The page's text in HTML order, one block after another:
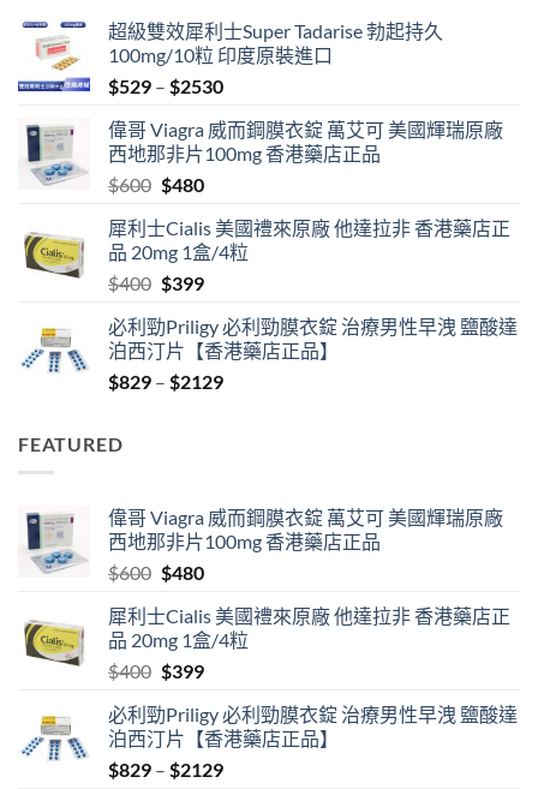
超級雙效犀利士Super Tadarise 勃起持久
100mg/10粒 印度原裝進口
$529 – $2530Price
$529
through
偉哥 Viagra 威而鋼膜衣錠 萬艾可 美國輝瑞原廠
西地那非片100mg 香港藥店正品
$600 Original
was:
$600.
$480Current
is:
$480.
犀利士Cialis 美國禮來原廠 他達拉非 香港藥店正
品 20mg 1盒/4粒
$400 Original
was:
$400.
$399Current
is:
$399.
必利勁Priligy 必利勁膜衣錠 治療男性早洩 鹽酸達
泊西汀片【香港藥店正品】
$829 – $2129Price
FEATURED
偉哥 Viagra 威而鋼膜衣錠 萬艾可 美國輝瑞原廠
西地那非片100mg 香港藥店正品
$600 Original
was:
$600.
$480Current
is:
$480.
犀利士Cialis 美國禮來原廠 他達拉非 香港藥店正
品 20mg 1盒/4粒
$400 Original
was:
$400.
$399Current
is:
$399.
必利勁Priligy 必利勁膜衣錠 治療男性早洩 鹽酸達
泊西汀片【香港藥店正品】
$829 – $2129Price